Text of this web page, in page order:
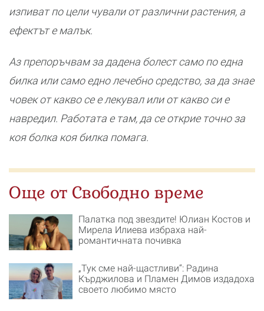
изпиват по цели чували от различни растения, а
ефектът е малък.
Аз препоръчвам за дадена болест само по една
билка или само едно лечебно средство, за да знае
човек от какво се е лекувал или от какво си е
навредил. Работата е там, да се открие точно за
коя болка коя билка помага.
Още от Свободно време
Палатка под звездите! Юлиан Костов и
Мирела Илиева избраха най-
романтичната почивка
„Тук сме най-щастливи“: Радина
Кърджилова и Пламен Димов издадоха
своето любимо място